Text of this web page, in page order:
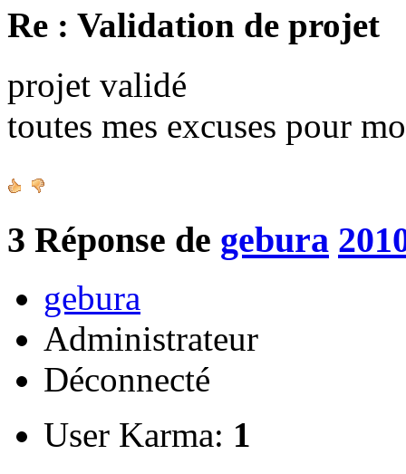
Re : Validation de projet
projet validé
toutes mes excuses pour
3 Réponse de gebura
gebura
Administrateur
Déconnecté
User Karma: 1